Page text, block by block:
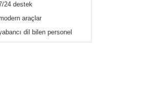
24 destek
araçlar
dil bilen personel